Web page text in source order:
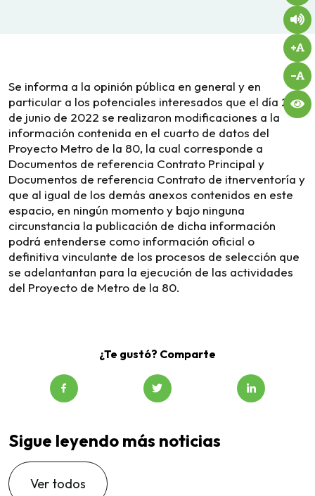
Se informa a la opinión pública en general y en
particular a los potenciales interesados que el día 23
de junio de 2022 se realizaron modificaciones a la
información contenida en el cuarto de datos del
Proyecto Metro de la 80, la cual corresponde a
Documentos de referencia Contrato Principal y
Documentos de referencia Contrato de itnerventoría y
que al igual de los demás anexos contenidos en este
espacio, en ningún momento y bajo ninguna
circunstancia la publicación de dicha información
podrá entenderse como información oficial o
definitiva vinculante de los procesos de selección que
se adelantantan para la ejecución de las actividades
del Proyecto de Metro de la 80.
¿Te gustó? Comparte
Sigue leyendo más noticias
Ver todos